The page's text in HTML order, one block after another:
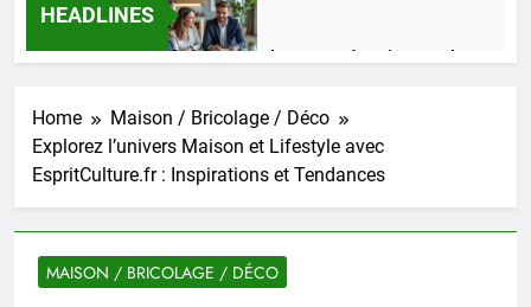
HEADLINES
Guide complet pour réussir un achat
1 Semaine Ago
Home
Maison / Bricolage / Déco
Explorez l’univers Maison et Lifestyle avec
EspritCulture.fr : Inspirations et Tendances
MAISON / BRICOLAGE / DÉCO